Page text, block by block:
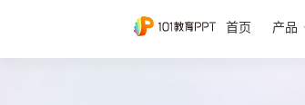
首页 产品